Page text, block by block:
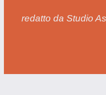
redatto da Studio